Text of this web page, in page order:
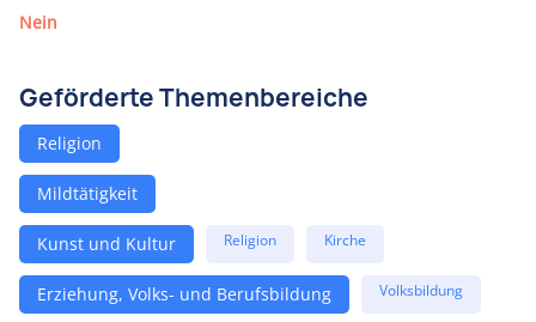
Nein
Geförderte Themenbereiche
Religion
Mildtätigkeit
Kunst und Kultur Religion Kirche
Erziehung, Volks- und Berufsbildung Volksbildung